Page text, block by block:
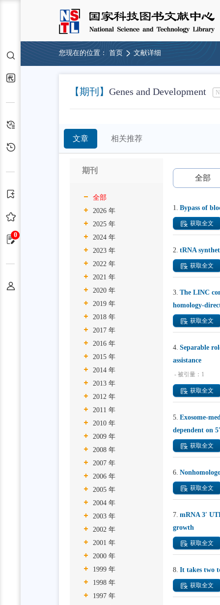
0
您现在的位置： 首页 文献详细
【期刊】 Genes and Development
文章 相关推荐
期刊
全部
2026 年
2025 年
2024 年
2023 年
2022 年
2021 年
2020 年
2019 年
2018 年
2017 年
2016 年
2015 年
2014 年
2013 年
2012 年
2011 年
2010 年
2009 年
2008 年
2007 年
2006 年
2005 年
2004 年
2003 年
2002 年
2001 年
2000 年
1999 年
1998 年
1997 年
全部
1. Bypass of
获取全文
2. tRNA
获取全文
3. The LINC
homology-
获取全文
4. Separable
assistance
- 被引量：1
获取全文
5. Exosome-
dependent on
获取全文
6.
获取全文
7. mRNA 3′
growth
获取全文
8. It takes two
获取全文